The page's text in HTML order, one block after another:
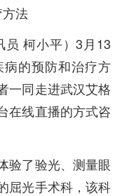
法
员 柯小平）3月13
的预防和治疗方
一同走进武汉艾格
在线直播的方式咨
验了验光、测量眼
屈光手术科，该科